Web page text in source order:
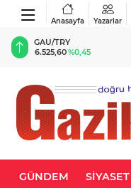
Anasayfa Yazarlar
BIST 100
13.686,68%-0,12
GÜNDEM SİYASET